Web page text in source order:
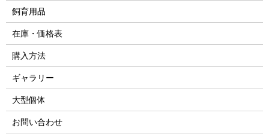
飼育用品
在庫・価格表
購入方法
ギャラリー
大型個体
お問い合わせ